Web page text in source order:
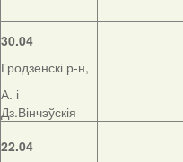
30.04
Гродзенскі р-н,
А. і
Дз.Вінчэўскія
22.04